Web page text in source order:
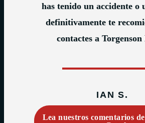
has tenido un accidente o
definitivamente te
contactes a
IAN S.
Lea nuestros comentarios